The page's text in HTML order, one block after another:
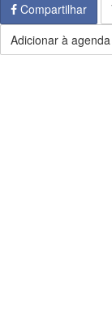
Compartilhar
Adicionar à agenda